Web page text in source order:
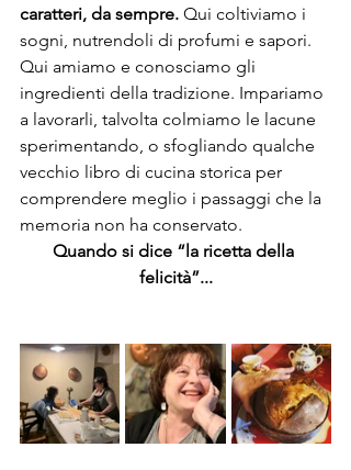
caratteri, da sempre. Qui coltiviamo i
sogni, nutrendoli di profumi e sapori.
Qui amiamo e conosciamo gli
ingredienti della tradizione. Impariamo
a lavorarli, talvolta colmiamo le lacune
sperimentando, o sfogliando qualche
vecchio libro di cucina storica per
comprendere meglio i passaggi che la
memoria non ha conservato.
Quando si dice “la ricetta della
felicità”...